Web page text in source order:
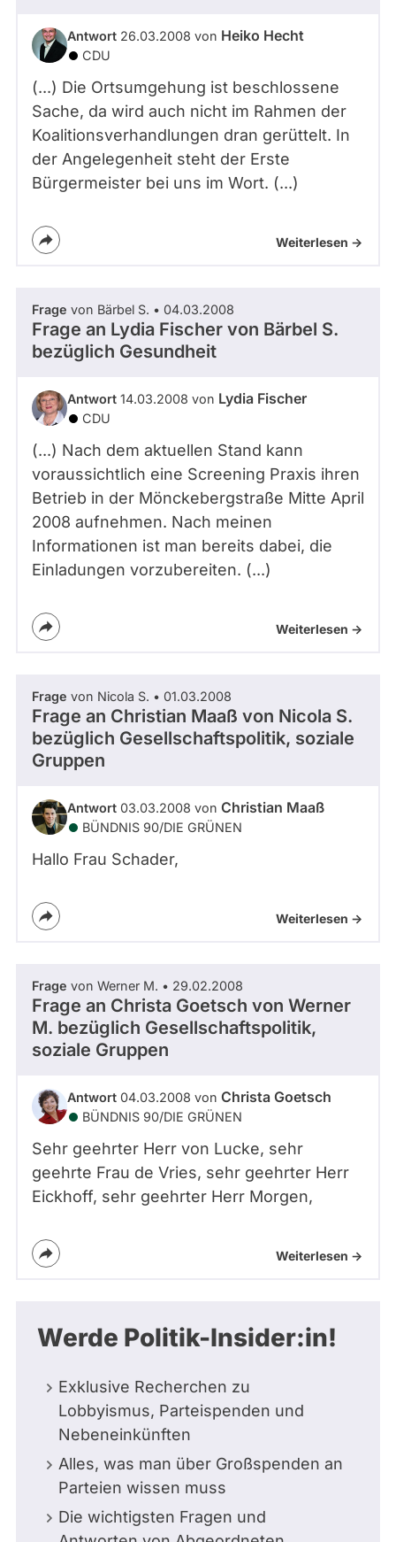
Antwort 26.03.2008 von Heiko Hecht
CDU
(...) Die Ortsumgehung ist beschlossene
Sache, da wird auch nicht im Rahmen der
Koalitionsverhandlungen dran gerüttelt. In
der Angelegenheit steht der Erste
Bürgermeister bei uns im Wort. (...)
Weiterlesen ->
Frage von Bärbel S. • 04.03.2008
Frage an Lydia Fischer von Bärbel S.
bezüglich Gesundheit
Antwort 14.03.2008 von Lydia Fischer
CDU
(...) Nach dem aktuellen Stand kann
voraussichtlich eine Screening Praxis ihren
Betrieb in der Mönckebergstraße Mitte April
2008 aufnehmen. Nach meinen
Informationen ist man bereits dabei, die
Einladungen vorzubereiten. (...)
Weiterlesen ->
Frage von Nicola S. • 01.03.2008
Frage an Christian Maaß von Nicola S.
bezüglich Gesellschaftspolitik, soziale
Gruppen
Antwort 03.03.2008 von Christian Maaß
BÜNDNIS 90/­DIE GRÜNEN
Hallo Frau Schader,
Weiterlesen ->
Frage von Werner M. • 29.02.2008
Frage an Christa Goetsch von Werner
M. bezüglich Gesellschaftspolitik,
soziale Gruppen
Antwort 04.03.2008 von Christa Goetsch
BÜNDNIS 90/­DIE GRÜNEN
Sehr geehrter Herr von Lucke, sehr
geehrte Frau de Vries, sehr geehrter Herr
Eickhoff, sehr geehrter Herr Morgen,
Weiterlesen ->
Werde Politik-Insider:in!
Exklusive Recherchen zu
Lobbyismus, Parteispenden und
Nebeneinkünften
Alles, was man über Großspenden an
Parteien wissen muss
Die wichtigsten Fragen und